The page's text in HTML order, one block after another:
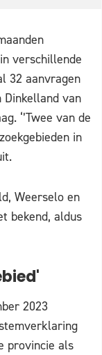
verschillende
32 aanvragen
van
‘’Twee van de
in
Weerselo en
bekend, aldus
2023
provincie als